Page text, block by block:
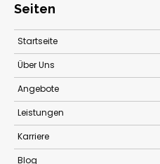
Seiten
Startseite
Über Uns
Angebote
Leistungen
Karriere
Blog